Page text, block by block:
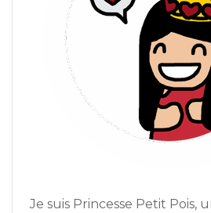
Je suis Princesse Petit Pois,